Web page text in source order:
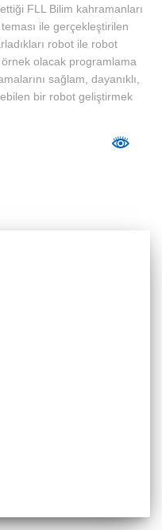
FLL Bilim kahramanları
ile gerçekleştirilen
robot ile robot
örnek olacak programlama
sağlam, dayanıklı,
bir robot geliştirmek